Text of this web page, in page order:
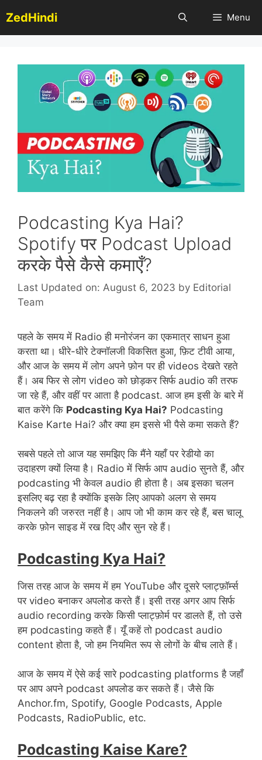
to
content
ZedHindi Menu
Podcasting Kya Hai?
Spotify पर Podcast Upload
करके पैसे कैसे कमाएँ?
Last Updated on: August 6, 2023 by Editorial
Team
पहले के समय में Radio ही मनोरंजन का एकमात्र साधन हुआ
करता था। धीरे-धीरे टेक्नॉलजी विकसित हुआ, फ़िट टीवी आया,
और आज के समय में लोग अपने फ़ोन पर ही videos देखते रहते
हैं। अब फिर से लोग video को छोड़कर सिर्फ audio की तरफ
जा रहे हैं, और वहीं पर आता है podcast. आज हम इसी के बारे में
बात करेंगे कि Podcasting Kya Hai? Podcasting
Kaise Karte Hai? और क्या हम इससे भी पैसे कमा सकते हैं?
सबसे पहले तो आज यह समझिए कि मैंने यहाँ पर रेडीयो का
उदाहरण क्यों लिया है। Radio में सिर्फ आप audio सुनते हैं, और
podcasting भी केवल audio ही होता है। अब इसका चलन
इसलिए बढ़ रहा है क्योंकि इसके लिए आपको अलग से समय
निकलने की जरुरत नहीं है। आप जो भी काम कर रहे हैं, बस चालू
करके फ़ोन साइड में रख दिए और सुन रहे हैं।
Podcasting Kya Hai?
जिस तरह आज के समय में हम YouTube और दूसरे प्लाट्फ़ॉर्म्स
पर video बनाकर अपलोड करते हैं। इसी तरह अगर आप सिर्फ
audio recording करके किसी प्लाट्फ़ोर्म पर डालते हैं, तो उसे
हम podcasting कहते हैं। यूँ कहें तो podcast audio
content होता है, जो हम नियमित रूप से लोगों के बीच लाते हैं।
आज के समय में ऐसे कई सारे podcasting platforms है जहाँ
पर आप अपने podcast अपलोड कर सकते हैं। जैसे कि
Anchor.fm, Spotify, Google Podcasts, Apple
Podcasts, RadioPublic, etc.
Podcasting Kaise Kare?